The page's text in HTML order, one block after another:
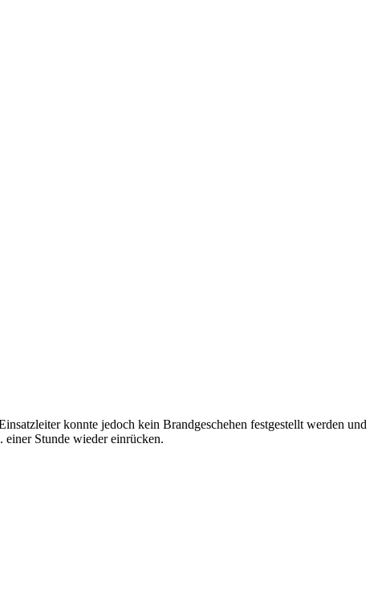
konnte jedoch kein Brandgeschehen festgestellt werden und
Stunde wieder einrücken.